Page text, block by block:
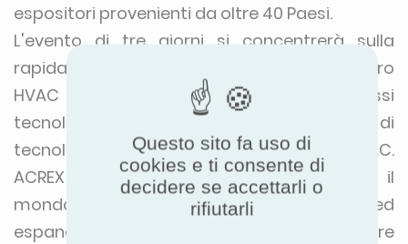
espositori provenienti da oltre 40 Paesi.
L'evento di tre giorni si concentrerà sulla
rapida crescita del settore manifatturiero
HVAC in India. Presenterà gli ultimi progressi
tecnologici ed esporrà una gamma di
tecnologie della catena di fornitura HVAC.
ACREX 2024 vedrà riuniti esperti di tutto il
mondo per creare reti, contatti, coltivare ed
espandere le conoscenze per una migliore
Questo sito fa uso di
cookies e ti consente di
decidere se accettarli o
rifiutarli